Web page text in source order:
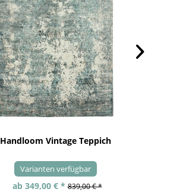
Handloom Vintage Teppich
Varianten verfügbar
ab 349,00 € * 839,00 € *